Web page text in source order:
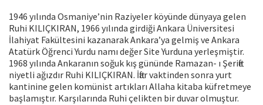
1946 yılında Osmaniye’nin Raziyeler köyünde dünyaya gelen
Ruhi KILIÇKIRAN, 1966 yılında girdiği Ankara Üniversitesi
İlahiyat Fakültesini kazanarak Ankara’ya gelmiş ve Ankara
Atatürk Öğrenci Yurdu namı değer Site Yurduna yerleşmiştir.
1968 yılında Ankaranın soğuk kış gününde Ramazan- ı Şerifte
niyetli ağızdır Ruhi KILIÇKIRAN. İftar vaktinden sonra yurt
kantinine gelen komünist artıkları Allaha kitaba küfretmeye
başlamıştır. Karşılarında Ruhi çelikten bir duvar olmuştur.